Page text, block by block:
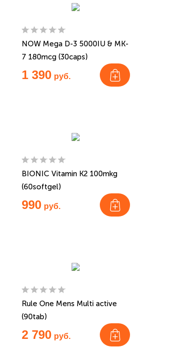
NOW Mega D-3 5000IU & MK-
7 180mcg (30caps)
1 390 руб.
BIONIC Vitamin K2 100mkg
(60softgel)
990 руб.
Rule One Mens Multi active
(90tab)
2 790 руб.